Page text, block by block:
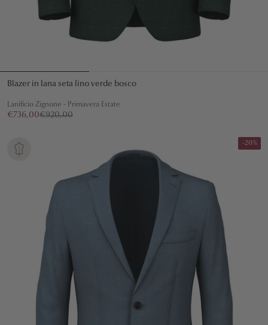
Blazer in lana seta lino verde bosco
Lanificio Zignone - Primavera Estate
€736,00€920,00
-20%